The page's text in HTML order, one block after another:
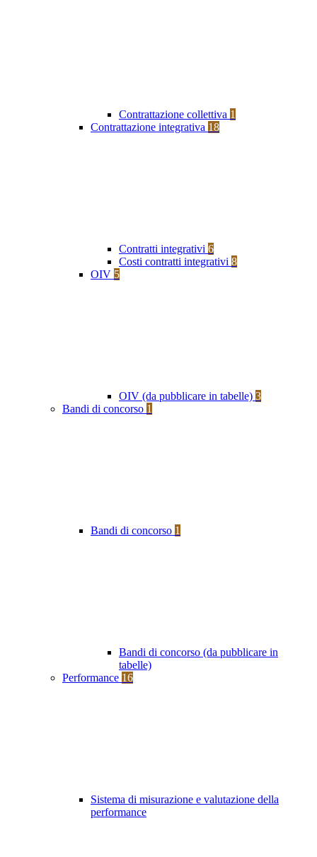
Contrattazione collettiva 1
Contrattazione integrativa 18
Contratti integrativi 6
Costi contratti integrativi 8
OIV 5
OIV (da pubblicare in tabelle) 3
Bandi di concorso 1
Bandi di concorso 1
Bandi di concorso (da pubblicare in
tabelle)
Performance 16
Sistema di misurazione e valutazione della
performance